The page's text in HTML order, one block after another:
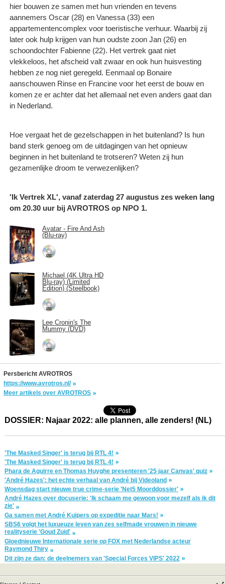
hier bouwen ze samen met hun vrienden en tevens
aannemers Oscar (28) en Vanessa (33) een
appartementencomplex voor toeristische verhuur. Waarbij zij
later ook hulp krijgen van hun oudste zoon Jan (26) en
schoondochter Fabienne (22). Het vertrek gaat niet
vlekkeloos, het afscheid valt zwaar en ook hun huisvesting
hebben ze nog niet geregeld. Eenmaal op Bonaire
aanschouwen Rinse en Francine voor het eerst de bouw en
komen ze er achter dat het allemaal net even anders gaat dan
in Nederland.
Hoe vergaat het de gezelschappen in het buitenland? Is hun
band sterk genoeg om de uitdagingen van het opnieuw
beginnen in het buitenland te trotseren? Weten zij hun
gezamenlijke droom te verwezenlijken?
'Ik Vertrek XL', vanaf zaterdag 27 augustus zes weken lang
om 20.30 uur bij AVROTROS op NPO 1.
Avatar - Fire And Ash
(Blu-ray)
Michael (4K Ultra HD
Blu-ray) (Limited
Edition) (Steelbook)
Lee Cronin's The
Mummy (DVD)
Persbericht AVROTROS
https://www.avrotros.nl/
Meer artikels over AVROTROS
DOSSIER: Najaar 2022: alle plannen, alle zenders! (NL)
'The Masked Singer' is terug bij RTL 4!
'The Masked Singer' is terug bij RTL 4!
Phara de Aguirre en Thomas Huyghe presenteren '25 jaar Canvas' quiz
'André Hazes': het echte verhaal van André bij Videoland
Woensdag start nieuwe true crime-serie 'Net5 Moorddossier'
André Hazes over docuserie: 'Ik schaam me gewoon voor mezelf als ik dit
zie'
Ga samen met André Kuipers op expeditie naar Mars!
SBS6 volgt het luxueuze leven van zes selfmade vrouwen in nieuwe
realityserie 'Goud Zuid'
Gloednieuwe Internationale serie op FOX met Nederlandse acteur
Raymond Thiry
Dit zijn ze dan: de deelnemers van 'Special Forces VIPS' 2022